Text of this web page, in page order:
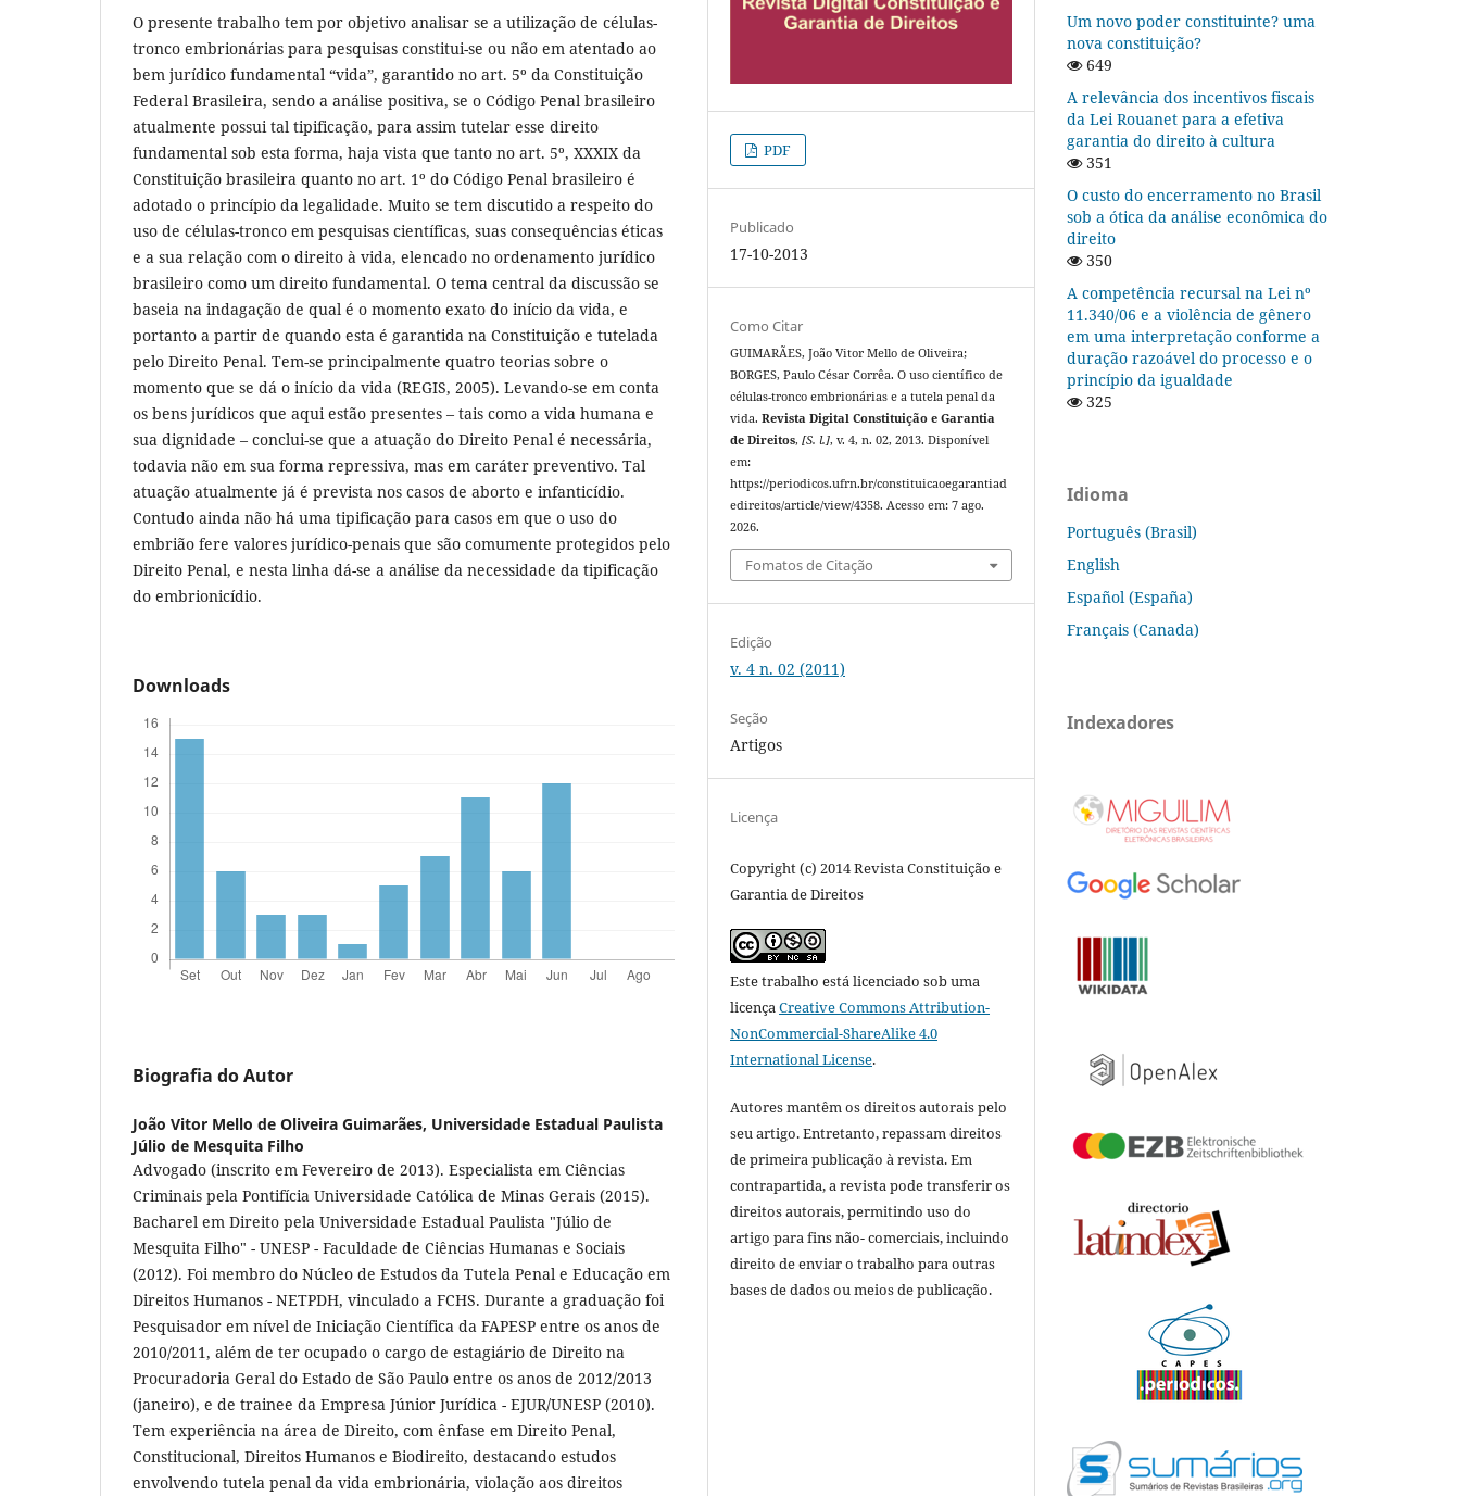
O presente trabalho tem por objetivo analisar se a utilização de células-
tronco embrionárias para pesquisas constitui-se ou não em atentado ao
bem jurídico fundamental “vida”, garantido no art. 5º da Constituição
Federal Brasileira, sendo a análise positiva, se o Código Penal brasileiro
atualmente possui tal tipificação, para assim tutelar esse direito
fundamental sob esta forma, haja vista que tanto no art. 5º, XXXIX da
Constituição brasileira quanto no art. 1º do Código Penal brasileiro é
adotado o princípio da legalidade. Muito se tem discutido a respeito do
uso de células-tronco em pesquisas científicas, suas consequências éticas
e a sua relação com o direito à vida, elencado no ordenamento jurídico
brasileiro como um direito fundamental. O tema central da discussão se
baseia na indagação de qual é o momento exato do início da vida, e
portanto a partir de quando esta é garantida na Constituição e tutelada
pelo Direito Penal. Tem-se principalmente quatro teorias sobre o
momento que se dá o início da vida (REGIS, 2005). Levando-se em conta
os bens jurídicos que aqui estão presentes – tais como a vida humana e
sua dignidade – conclui-se que a atuação do Direito Penal é necessária,
todavia não em sua forma repressiva, mas em caráter preventivo. Tal
atuação atualmente já é prevista nos casos de aborto e infanticídio.
Contudo ainda não há uma tipificação para casos em que o uso do
embrião fere valores jurídico-penais que são comumente protegidos pelo
Direito Penal, e nesta linha dá-se a análise da necessidade da tipificação
do embrionicídio.
Downloads
Biografia do Autor
João Vitor Mello de Oliveira Guimarães, Universidade Estadual Paulista
Júlio de Mesquita Filho
Advogado (inscrito em Fevereiro de 2013). Especialista em Ciências
Criminais pela Pontifícia Universidade Católica de Minas Gerais (2015).
Bacharel em Direito pela Universidade Estadual Paulista "Júlio de
Mesquita Filho" - UNESP - Faculdade de Ciências Humanas e Sociais
(2012). Foi membro do Núcleo de Estudos da Tutela Penal e Educação em
Direitos Humanos - NETPDH, vinculado a FCHS. Durante a graduação foi
Pesquisador em nível de Iniciação Científica da FAPESP entre os anos de
2010/2011, além de ter ocupado o cargo de estagiário de Direito na
Procuradoria Geral do Estado de São Paulo entre os anos de 2012/2013
(janeiro), e de trainee da Empresa Júnior Jurídica - EJUR/UNESP (2010).
Tem experiência na área de Direito, com ênfase em Direito Penal,
Constitucional, Direitos Humanos e Biodireito, destacando estudos
envolvendo tutela penal da vida embrionária, violação aos direitos
PDF
Publicado
17-10-2013
Como Citar
GUIMARÃES, João Vitor Mello de Oliveira;
BORGES, Paulo César Corrêa. O uso científico de
células-tronco embrionárias e a tutela penal da
vida.Revista Digital Constituição e Garantia
de Direitos,[S. l.], v. 4, n. 02, 2013. Disponível
em:
https://periodicos.ufrn.br/constituicaoegarantiad
edireitos/article/view/4358. Acesso em: 7 ago.
2026.
Fomatos de Citação
Edição
v. 4 n. 02 (2011)
Seção
Artigos
Licença
Copyright (c) 2014 Revista Constituição e
Garantia de Direitos
Este trabalho está licenciado sob uma
licençaCreative Commons Attribution-
NonCommercial-ShareAlike 4.0
International License.
Autores mantêm os direitos autorais pelo
seu artigo. Entretanto, repassam direitos
de primeira publicação à revista. Em
contrapartida, a revista pode transferir os
direitos autorais, permitindo uso do
artigo para fins não- comerciais, incluindo
direito de enviar o trabalho para outras
bases de dados ou meios de publicação.
Um novo poder constituinte? uma
nova constituição?
649
A relevância dos incentivos fiscais
da Lei Rouanet para a efetiva
garantia do direito à cultura
351
O custo do encerramento no Brasil
sob a ótica da análise econômica do
direito
350
A competência recursal na Lei nº
11.340/06 e a violência de gênero
em uma interpretação conforme a
duração razoável do processo e o
princípio da igualdade
325
Idioma
Português (Brasil)
English
Español (España)
Français (Canada)
Indexadores